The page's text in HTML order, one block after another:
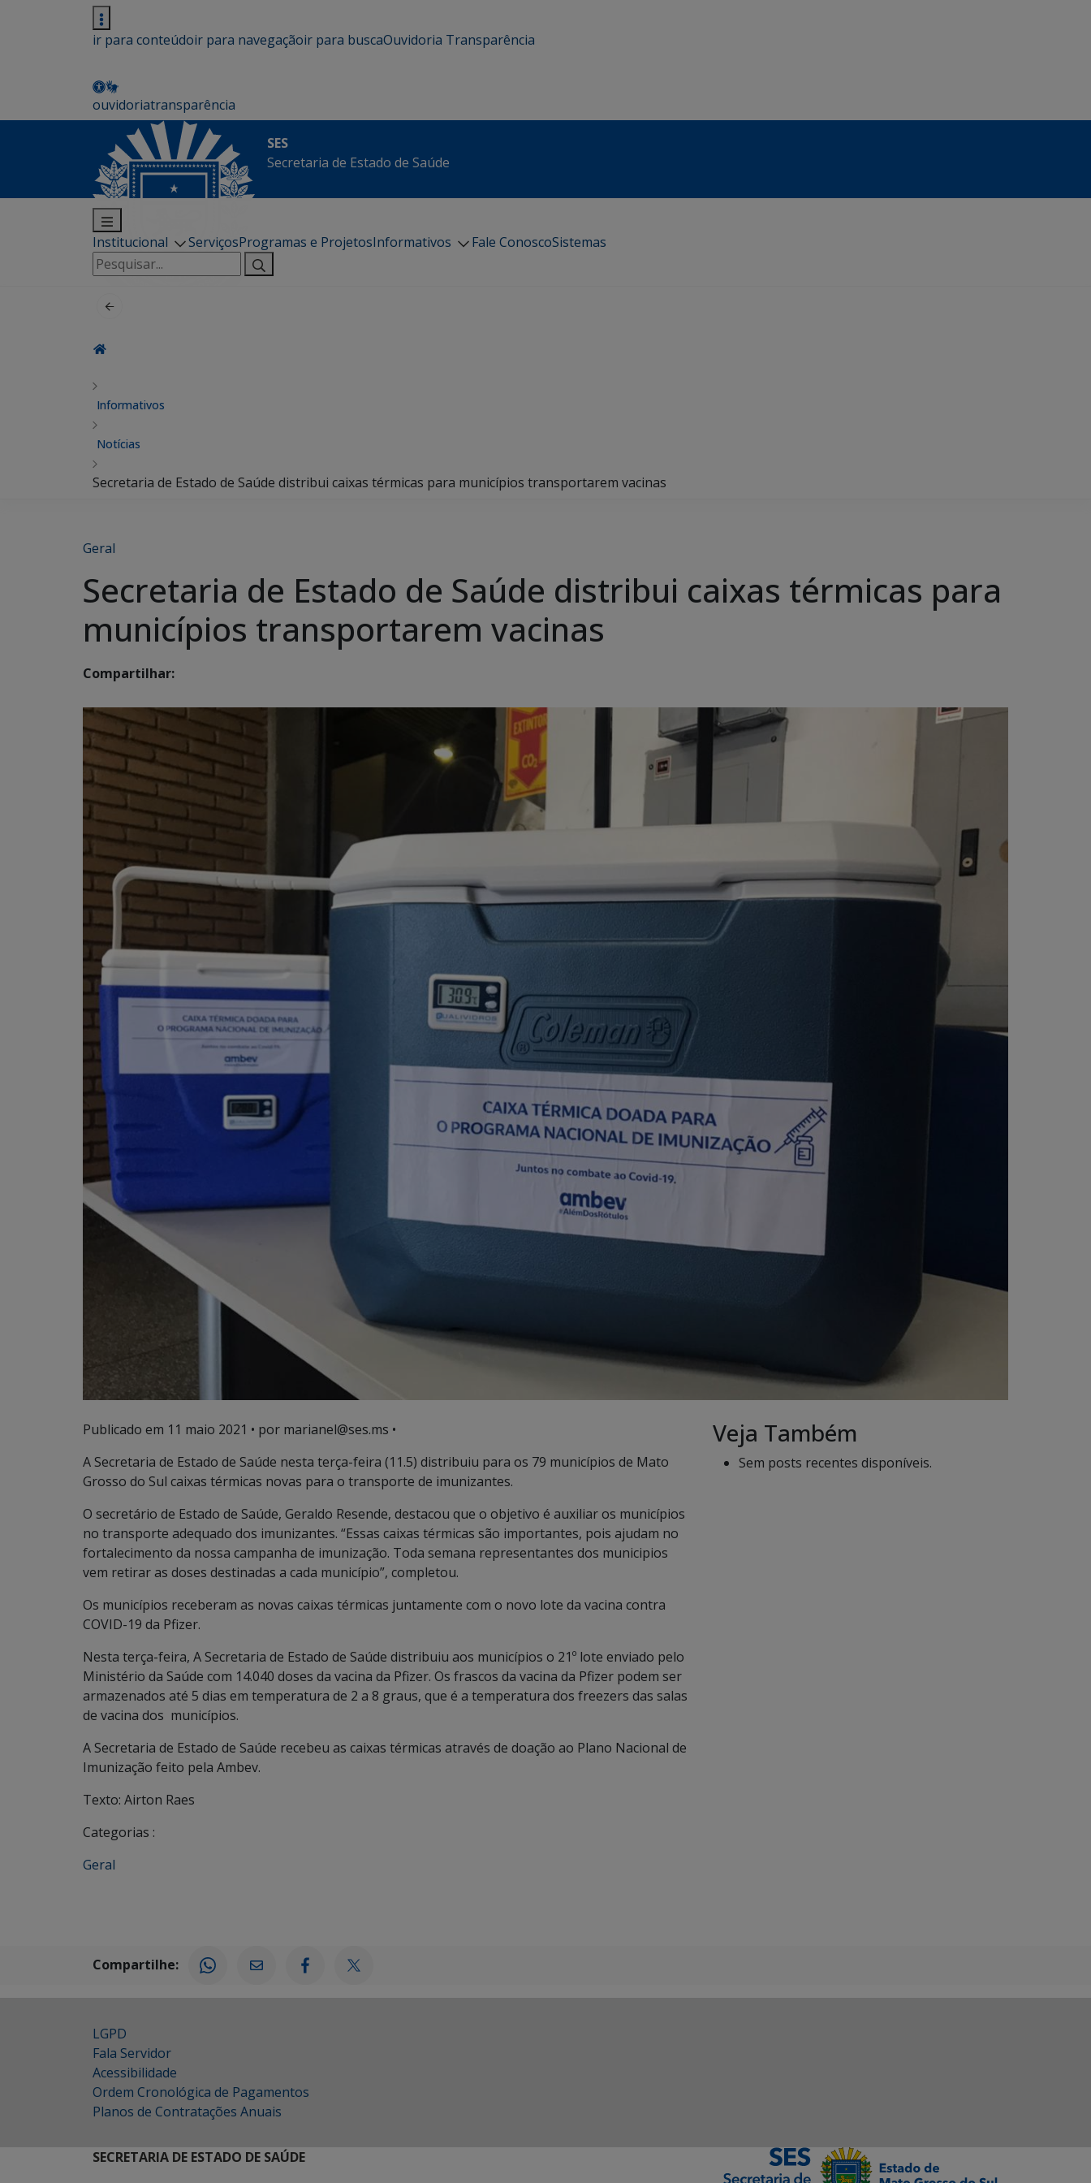
ir para conteúdoir para navegaçãoir para buscaOuvidoria Transparência
ouvidoriatransparência
SES
Secretaria de Estado de Saúde
Institucional ServiçosProgramas e ProjetosInformativos Fale ConoscoSistemas
Pesquisar
por:
Informativos
Notícias
Secretaria de Estado de Saúde distribui caixas térmicas para municípios transportarem vacinas
Geral
Secretaria de Estado de Saúde distribui caixas térmicas para
municípios transportarem vacinas
Compartilhar:
Publicado em 11 maio 2021 • por marianel@ses.ms •
A Secretaria de Estado de Saúde nesta terça-feira (11.5) distribuiu para os 79 municípios de Mato
Grosso do Sul caixas térmicas novas para o transporte de imunizantes.
O secretário de Estado de Saúde, Geraldo Resende, destacou que o objetivo é auxiliar os municípios
no transporte adequado dos imunizantes. “Essas caixas térmicas são importantes, pois ajudam no
fortalecimento da nossa campanha de imunização. Toda semana representantes dos municipios
vem retirar as doses destinadas a cada município”, completou.
Os municípios receberam as novas caixas térmicas juntamente com o novo lote da vacina contra
COVID-19 da Pfizer.
Nesta terça-feira, A Secretaria de Estado de Saúde distribuiu aos municípios o 21º lote enviado pelo
Ministério da Saúde com 14.040 doses da vacina da Pfizer. Os frascos da vacina da Pfizer podem ser
armazenados até 5 dias em temperatura de 2 a 8 graus, que é a temperatura dos freezers das salas
de vacina dos municípios.
A Secretaria de Estado de Saúde recebeu as caixas térmicas através de doação ao Plano Nacional de
Imunização feito pela Ambev.
Texto: Airton Raes
Categorias :
Geral
Veja Também
Sem posts recentes disponíveis.
Compartilhe:
LGPD
Fala Servidor
Acessibilidade
Ordem Cronológica de Pagamentos
Planos de Contratações Anuais
SECRETARIA DE ESTADO DE SAÚDE